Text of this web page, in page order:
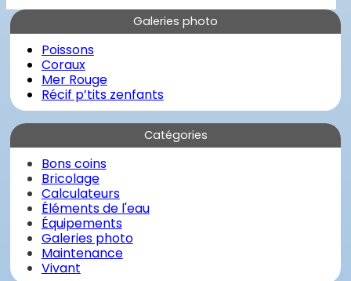
Galeries photo
Poissons
Coraux
Mer Rouge
Récif p’tits zenfants
Catégories
Bons coins
Bricolage
Calculateurs
Éléments de l'eau
Équipements
Galeries photo
Maintenance
Vivant